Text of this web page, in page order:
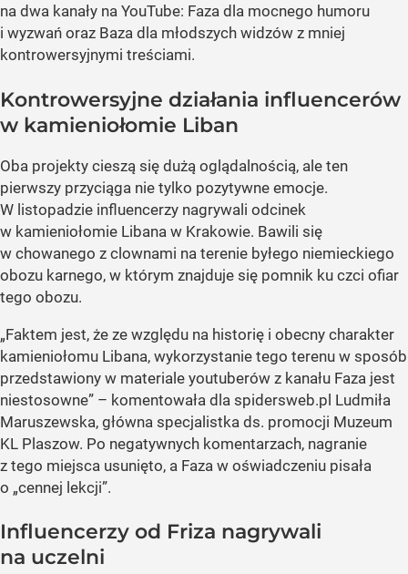
na dwa kanały na YouTube: Faza dla mocnego humoru
i wyzwań oraz Baza dla młodszych widzów z mniej
kontrowersyjnymi treściami.
Kontrowersyjne działania influencerów
w kamieniołomie Liban
Oba projekty cieszą się dużą oglądalnością, ale ten
pierwszy przyciąga nie tylko pozytywne emocje.
W listopadzie influencerzy nagrywali odcinek
w kamieniołomie Libana w Krakowie. Bawili się
w chowanego z clownami na terenie byłego niemieckiego
obozu karnego, w którym znajduje się pomnik ku czci ofiar
tego obozu.
„Faktem jest, że ze względu na historię i obecny charakter
kamieniołomu Libana, wykorzystanie tego terenu w sposób
przedstawiony w materiale youtuberów z kanału Faza jest
niestosowne” – komentowała dla spidersweb.pl Ludmiła
Maruszewska, główna specjalistka ds. promocji Muzeum
KL Plaszow. Po negatywnych komentarzach, nagranie
z tego miejsca usunięto, a Faza w oświadczeniu pisała
o „cennej lekcji”.
Influencerzy od Friza nagrywali
na uczelni